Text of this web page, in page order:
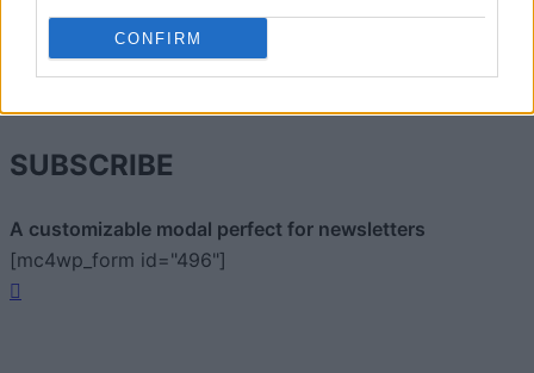
CONFIRM
Zacznij pisać, żeby zobaczyć wyniki lub przyciśnij ESC,
by zamknąć
SUBSCRIBE
A customizable modal perfect for newsletters
[mc4wp_form id="496"]